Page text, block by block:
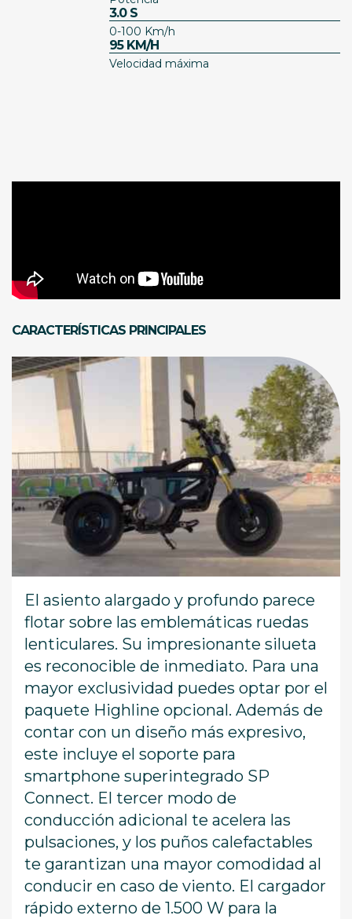
3.0 S
0-100 Km/h
95 KM/H
Velocidad máxima
CARACTERÍSTICAS PRINCIPALES
El asiento alargado y profundo parece
flotar sobre las emblemáticas ruedas
lenticulares. Su impresionante silueta
es reconocible de inmediato. Para una
mayor exclusividad puedes optar por el
paquete Highline opcional. Además de
contar con un diseño más expresivo,
este incluye el soporte para
smartphone superintegrado SP
Connect. El tercer modo de
conducción adicional te acelera las
pulsaciones, y los puños calefactables
te garantizan una mayor comodidad al
conducir en caso de viento. El cargador
rápido externo de 1.500 W para la